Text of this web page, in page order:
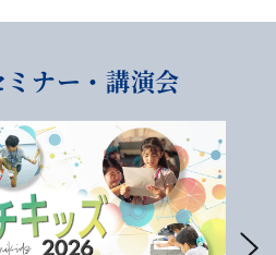
ナー・講演会